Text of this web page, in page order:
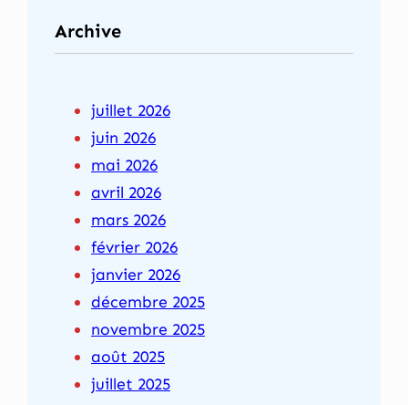
Archive
juillet 2026
juin 2026
mai 2026
avril 2026
mars 2026
février 2026
janvier 2026
décembre 2025
novembre 2025
août 2025
juillet 2025